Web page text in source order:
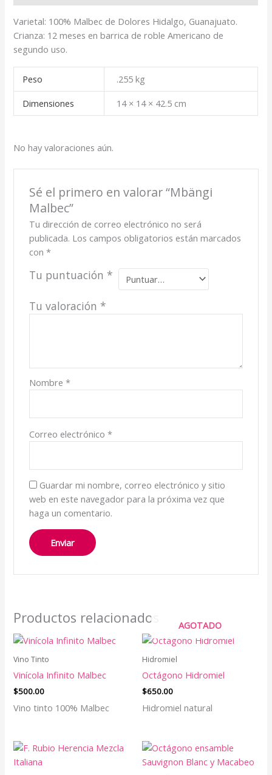
Varietal: 100% Malbec de Dolores Hidalgo, Guanajuato.
Crianza: 12 meses en barrica de roble Americano de
segundo uso.
Peso
.255 kg
Dimensiones
14 × 14 × 42.5 cm
No hay valoraciones aún.
Sé el primero en valorar “Mbängi
Malbec”
Tu dirección de correo electrónico no será
publicada. Los campos obligatorios están marcados
con *
Tu puntuación *
Tu valoración *
Nombre *
Correo electrónico *
Guardar mi nombre, correo electrónico y sitio
web en este navegador para la próxima vez que
haga un comentario.
Productos relacionados
Vino Tinto
Vinícola Infinito Malbec
$500.00
Vino tinto 100% Malbec
AGOTADO
Hidromiel
Octágono Hidromiel
$650.00
Hidromiel natural